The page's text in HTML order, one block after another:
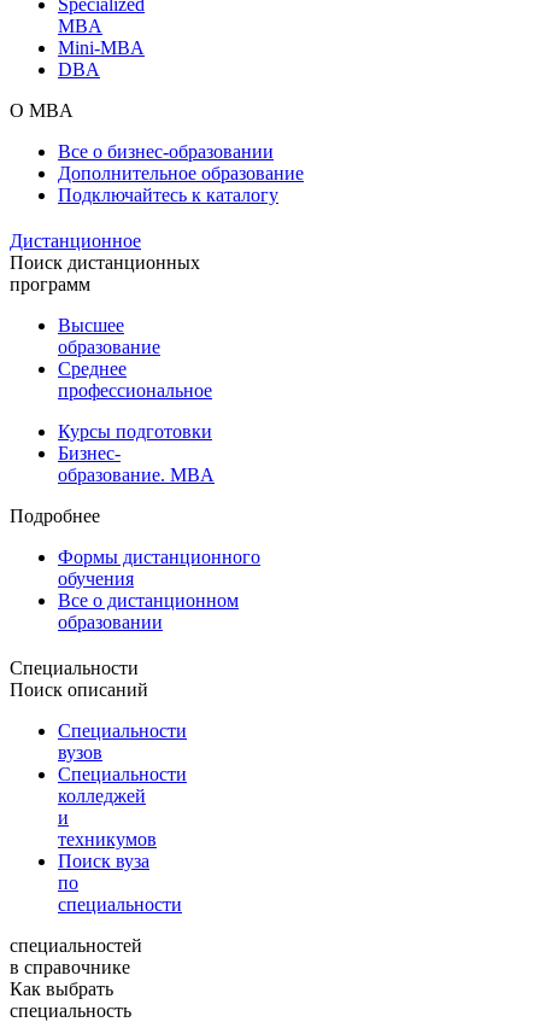
MBA
Mini-MBA
DBA
О MBA
Все о бизнес-образовании
Дополнительное образование
Подключайтесь к каталогу
Дистанционное
Поиск дистанционных
программ
Высшее
образование
Среднее
профессиональное
Курсы подготовки
Бизнес-
образование. MBA
Подробнее
Формы дистанционного
обучения
Все о дистанционном
образовании
Специальности
Поиск описаний
Специальности
вузов
Специальности
колледжей
и
техникумов
Поиск вуза
по
специальности
специальностей
в справочнике
Как выбрать
специальность